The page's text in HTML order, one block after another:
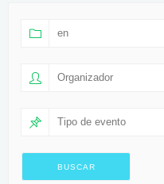
en
Organizador
Tipo de evento